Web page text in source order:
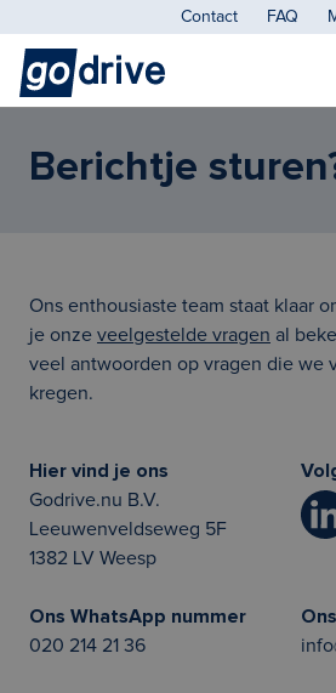
Contact FAQ
Berichtje
Ons enthousiaste team staat klaar
je onze veelgestelde vragen al
veel antwoorden op vragen die we
kregen.
Hier vind je ons
Godrive.nu B.V.
Leeuwenveldseweg 5F
1382 LV Weesp
Ons WhatsApp nummer
020 214 21 36